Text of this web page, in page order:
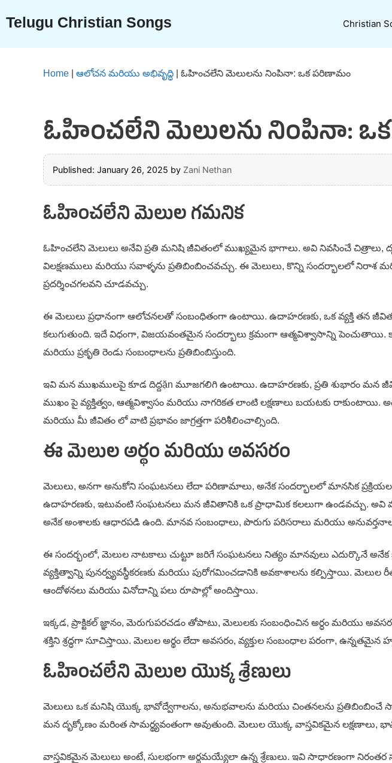
content
Telugu Christian Songs Christian
Home ఆలోచన మరియు అభివృద్ధి ఓహించలేని మెలులను నింపినా: ఒక పరిణామం
ఓహించలేని మెలులను నింపినా:
Published: January 26, 2025 by Zani Nethan
ఓహించలేని మెలుల గమనిక
ఓహించలేని మెలులు అనేవి ప్రతి మనిషి జీవితంలో ముఖ్యమైన భాగాలు. అవి నివసించే
విలక్షణములు మరియు సవాళ్ళను ప్రతిబింబించవచ్చు. ఈ మెలులు, కొన్ని సందర్భాలలో
ప్రదర్శించగలవని చూడవచ్చు.
ఈ మెలులు ప్రధానంగా ఆలోచనలతో సంబంధితంగా ఉంటాయి. ఉదాహరణకు, ఒక వ్యక్తి తన
కలుగుతుంది. ఇదే విధంగా, విజయవంతమైన సందర్భాలు క్రమంగా ఆత్మవిశ్వాసాన్ని
మరియు ప్రకృతి రెండు సంబంధాలను ప్రతిబింబిస్తుంది.
ఇవి మన ముఖములపై కూడ దిద్దặn మూజగలిగి ఉంటాయి. ఉదాహరణకు, ప్రతి శుభారం మన
ముఖం పై వ్యక్తిత్వం, ఆత్మవిశ్వాసం మరియు నాగరికత లాంటి లక్షణాలు బయటకు రాకుంటాయి.
మరియు మీ జీవితం లో వాటి ప్రభావం జాగ్రత్తగా పరిశీలించాల్సింది.
ఈ మెలుల అర్థం మరియు అవసరం
మెలులు, అనగా అనుకోని సంఘటనలు లేదా పరిణామాలు, అనేక సందర్భాలలో మానసిక
ఉదాహరణకు, ఇటువంటి సంఘటనలు మన జీవితానికి ఒక ప్రాధామిక కలలుగా ఉండవచ్చు.
అనేక అంశాలకు ఆధారపడి ఉంది. మానవ సంబంధాలు, పొరుగు పరిసరాలు మరియు
ఈ సందర్భంలో, మెలుల నాటకాలు చుట్టూ జరిగే సంఘటనలు నిత్యం మానవులు
వ్యక్తిత్వాన్ని పునర్వ్యవస్థీకరణకు మరియు పురోగమించడానికి అవకాశాలను కల్పిస్తాయి.
ఆందోళనలు మరియు వినోదాన్ని పలు రూపాల్లో అందిస్తాయి.
ఇక్కడ, ప్రాక్టికల్ జ్ఞానం, మెరుగుపరచడం తోపాటు, మెలులకు సంబంధించిన అర్ధం మరియు
శక్తిని శ్రద్ధగా సూచిస్తాయి. మెలుల అర్థం లేదా అవసరం, వ్యక్తుల సంబంధాల పరంగా, ఉన్నతమైన
ఓహించలేని మెలుల యొక్క శ్రేణులు
మెలులు ఒక మనిషి యొక్క భావోద్వేగాలను, అనుభవాలను మరియు చింతనలను ప్రతిబింబించే
మన దృక్కోణం మరింత సామర్థ్యవంతంగా అవుతుంది. మెలుల యొక్క వాస్తవికమైన
వాస్తవికమైన మెలులు అంటే, సులభంగా అర్థమయ్యేలా ఉన్న శ్రేణులు. ఇవి సాధారణంగా